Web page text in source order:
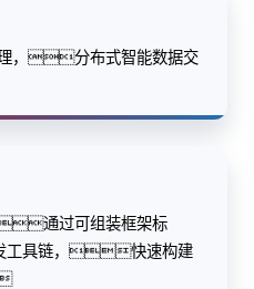
，分布式智能数据交
通过可组装框架标
工具链，快速构建